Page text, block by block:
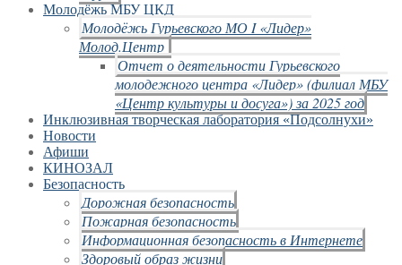
Молодёжь МБУ ЦКД
Молодёжь Гурьевского МО I «Лидер»
Молод.Центр
Отчет о деятельности Гурьевского
молодежного центра «Лидер» (филиал МБУ
«Центр культуры и досуга») за 2025 год
Инклюзивная творческая лаборатория «Подсолнухи»
Новости
Афиши
КИНОЗАЛ
Безопасность
Дорожная безопасность
Пожарная безопасность
Информационная безопасность в Интернете
Здоровый образ жизни